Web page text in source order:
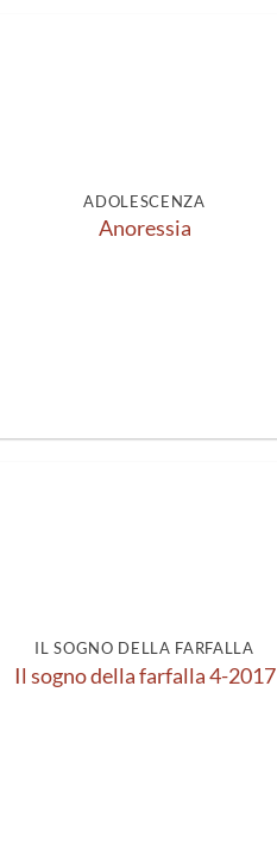
ADOLESCENZA
Anoressia
IL SOGNO DELLA FARFALLA
Il sogno della farfalla 4-2017